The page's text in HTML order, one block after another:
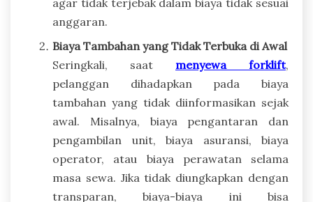
anggaran.
Biaya Tambahan yang Tidak Terbuka di Awal
Seringkali, saat menyewa forklift,
pelanggan dihadapkan pada biaya
tambahan yang tidak diinformasikan sejak
awal. Misalnya, biaya pengantaran dan
pengambilan unit, biaya asuransi, biaya
operator, atau biaya perawatan selama
masa sewa. Jika tidak diungkapkan dengan
transparan, biaya-biaya ini bisa